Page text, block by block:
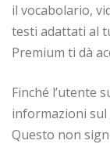
il vocabolario,
testi adattati al
Premium ti dà
Finché l’utente
informazioni
Questo non